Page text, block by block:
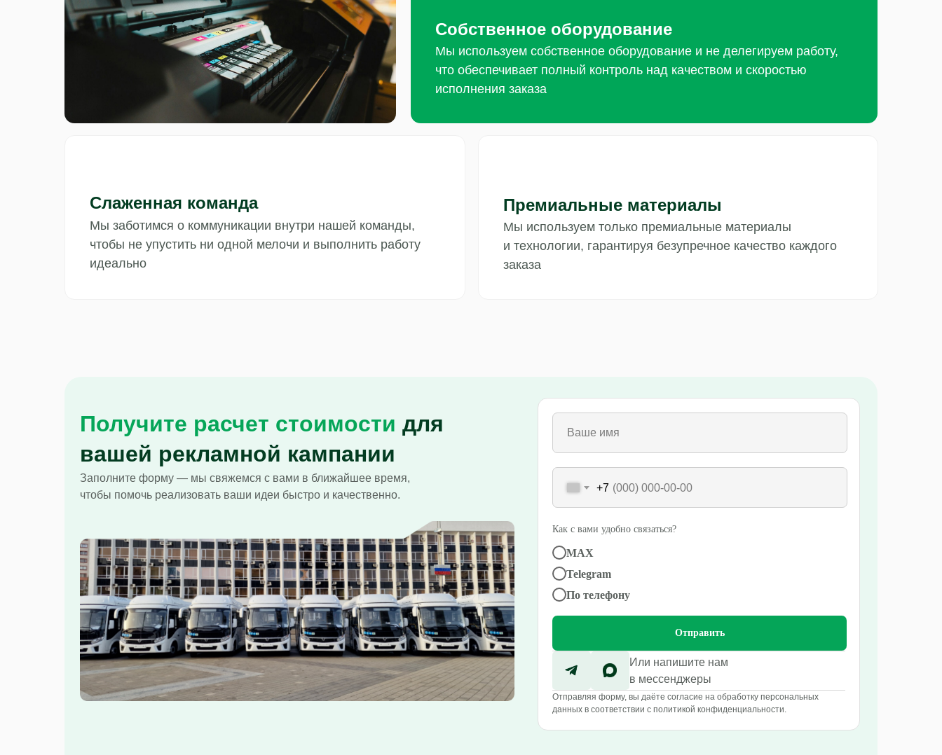
Собственное оборудование
Мы используем собственное оборудование и не делегируем работу,
что обеспечивает полный контроль над качеством и скоростью
исполнения заказа
Премиальные материалы
Мы используем только премиальные материалы
и технологии, гарантируя безупречное качество каждого
заказа
Слаженная команда
Мы заботимся о коммуникации внутри нашей команды,
чтобы не упустить ни одной мелочи и выполнить работу
идеально
Получите расчет стоимости для
вашей рекламной кампании
Заполните форму — мы свяжемся с вами в ближайшее время,
чтобы помочь реализовать ваши идеи быстро и качественно.
+7
Как с вами удобно связаться?
MAX
Telegram
По телефону
Отправить
Или напишите нам
в мессенджеры
Отправляя форму, вы даёте согласие на обработку персональных
данных в соответствии с политикой конфиденциальности.